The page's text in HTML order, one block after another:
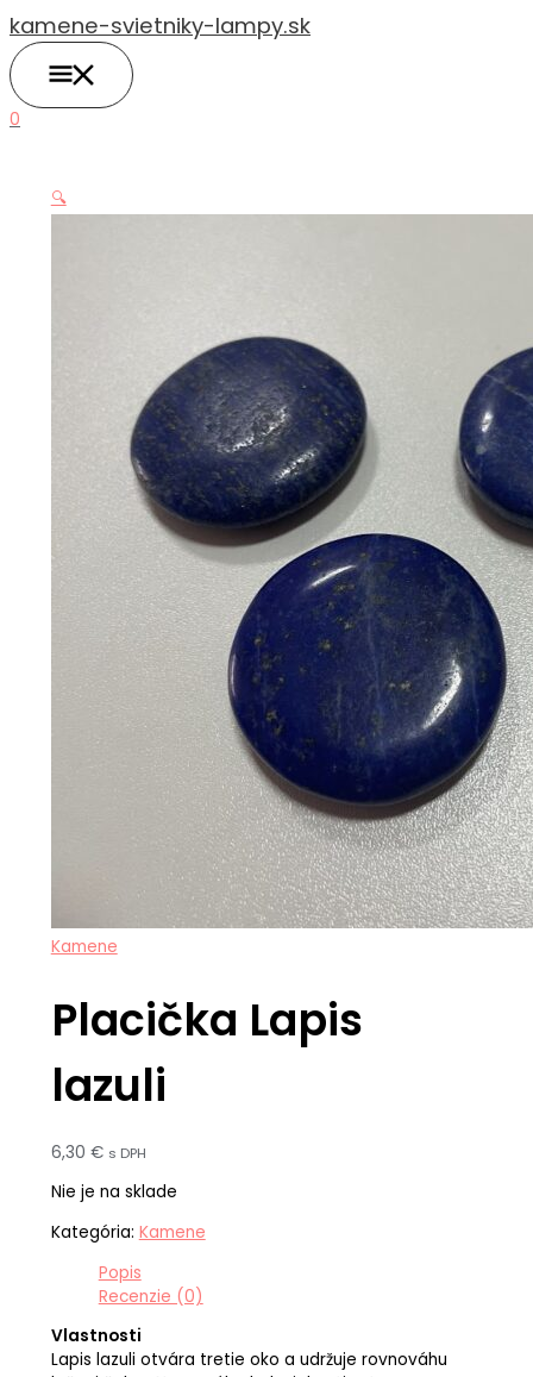
na
obsah
kamene-svietniky-lampy.sk
0
🔍
Kamene
Placička Lapis
lazuli
6,30 € s DPH
Nie je na sklade
Kategória: Kamene
Popis
Recenzie (0)
Vlastnosti
Lapis lazuli otvára tretie oko a udržuje rovnováhu